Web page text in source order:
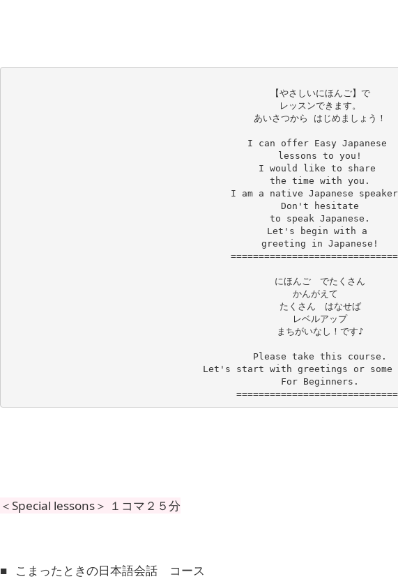
【やさしいにほんご】で
レッスンできます。
あいさつから はじめましょう！
I can offer Easy Japanese
lessons to you!
I would like to share
the time with you.
I am a native Japanese
Don't hesitate
to speak Japanese.
Let's begin with a
greeting in Japanese!
にほんご　でたくさん
かんがえて
たくさん　はなせば
レベルアップ
Please take this course.
Let's start with greetings or some
For Beginners.
＜Special lessons＞ １コマ２５分
■ こまったときの日本語会話 コース